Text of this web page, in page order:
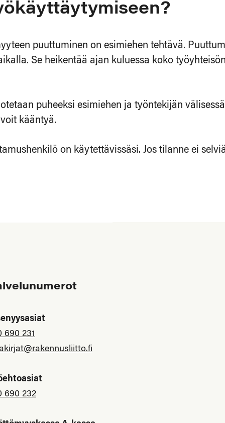
puuttuminen on esimiehen tehtävä.
Se heikentää ajan kuluessa koko
puheeksi esimiehen ja työntekijän
kääntyä.
on käytettävissäsi. Jos tilanne ei
690 231
690 232